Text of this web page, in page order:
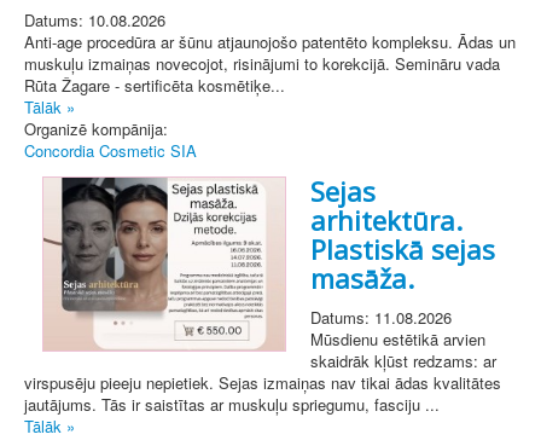
Datums: 10.08.2026
Anti-age procedūra ar šūnu atjaunojošo patentēto kompleksu. Ādas un
muskuļu izmaiņas novecojot, risinājumi to korekcijā. Semināru vada
Rūta Žagare - sertificēta kosmētiķe...
Tālāk »
Organizē kompānija:
Concordia Cosmetic SIA
Sejas
arhitektūra.
Plastiskā sejas
masāža.
Datums: 11.08.2026
Mūsdienu estētikā arvien
skaidrāk kļūst redzams: ar
virspusēju pieeju nepietiek. Sejas izmaiņas nav tikai ādas kvalitātes
jautājums. Tās ir saistītas ar muskuļu spriegumu, fasciju ...
Tālāk »